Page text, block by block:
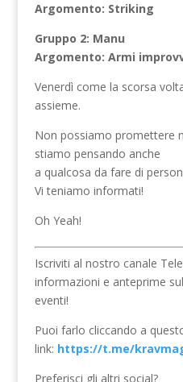
Argomento: Striking
Gruppo 2: Manu
Argomento: Armi
Venerdì come la scorsa
assieme.
Non possiamo promettere
stiamo pensando anche
a qualcosa da fare di
Vi teniamo informati!
Oh Yeah!
Iscriviti al nostro canale
informazioni e anteprime
eventi!
Puoi farlo cliccando a
link: https://t.me/
Preferisci gli altri social?